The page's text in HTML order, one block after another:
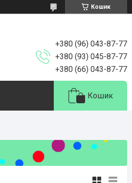
Кошик
+380 (96) 043-87-77
+380 (93) 045-87-77
+380 (66) 043-87-77
Кошик